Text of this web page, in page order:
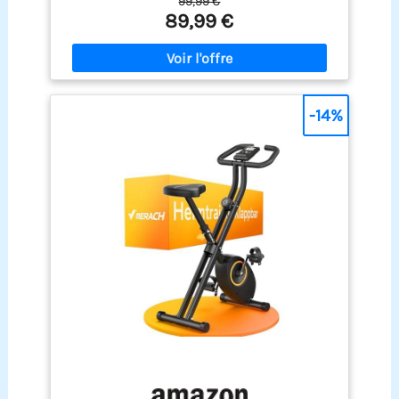
you can adjust the magnetic resistance level
without limit by turning the knob to control the
rhythm of the exercise. It meets various needs of
cyclists, such as warm-up, fat loss, muscle
building, etc. The emergency brake lever allows for
quick stopping, ensuring the safety of the user
during intensive training.Suitable for both cardio
training. Silent magnetic resistance, enjoy your
cycling journey：Our Quiet indoor Exercise bike
features a quiet belt drive paired with a 3KG cast
iron electroplated flywheel, delivering a smooth,
noise-free cycling experience. Maintain a
distraction-free environment at home while
working, reading and sleeping without disturbing
you and your family. Fully Adjustable for Custom
Comfort：The 5-way adjustable seat and the 5-way
adjustable handlebar. It is suitable for different
sizes. The wide and comfortable seat cushion
adds to the comfort of cycling. It is important to
89,99 €
-14%